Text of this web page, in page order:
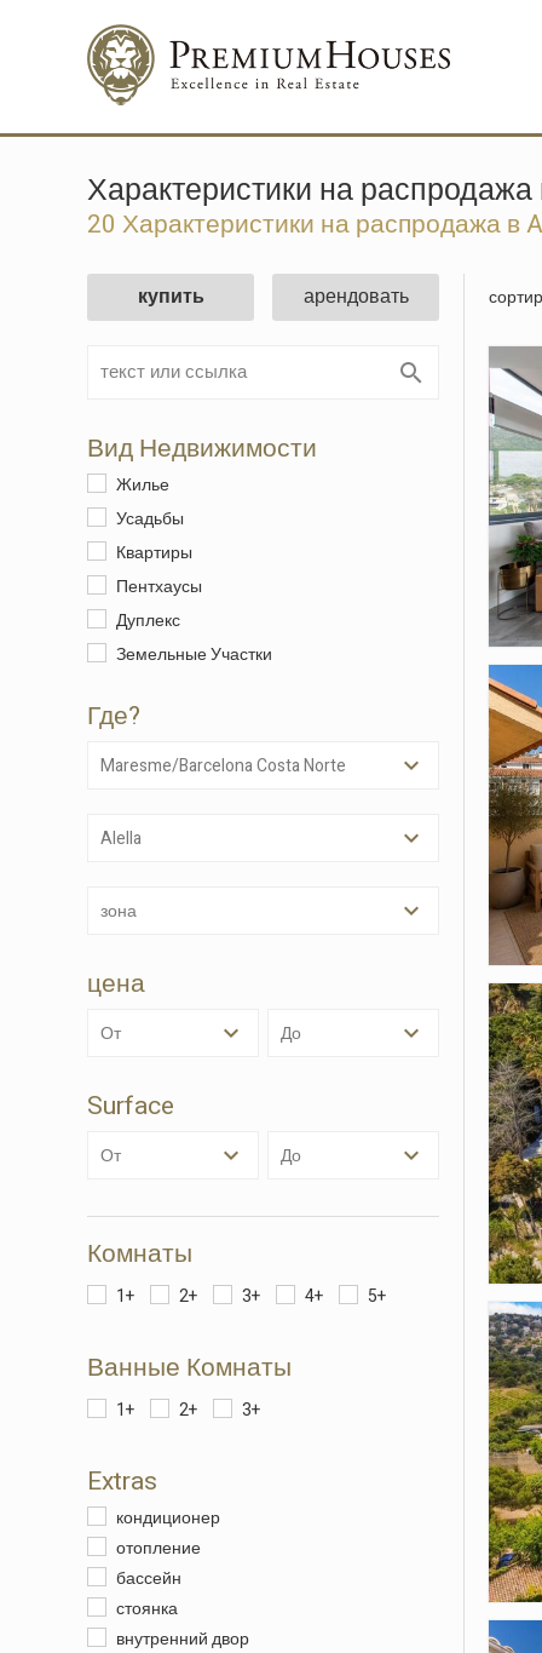
Характеристики на
20 Характеристики на распродажа в
купить арендовать
Вид Недвижимости
Жилье
Усадьбы
Квартиры
Пентхаусы
Дуплекс
Земельные Участки
Где?
Maresme/Barcelona Costa Norte
Alella
зона
цена
от до
Surface
от до
Комнаты
1+ 2+ 3+ 4+ 5+
Ванные Комнаты
1+ 2+ 3+
Extras
кондиционер
отопление
бассейн
стоянка
внутренний двор
Этот
целью
их
диск,
Они
нам
Эти